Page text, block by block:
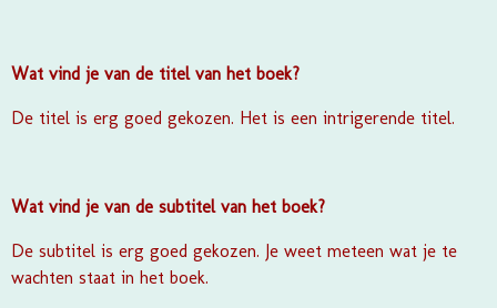
Wat vind je van de titel van het boek?
De titel is erg goed gekozen. Het is een intrigerende titel.
Wat vind je van de subtitel van het boek?
De subtitel is erg goed gekozen. Je weet meteen wat je te
wachten staat in het boek.